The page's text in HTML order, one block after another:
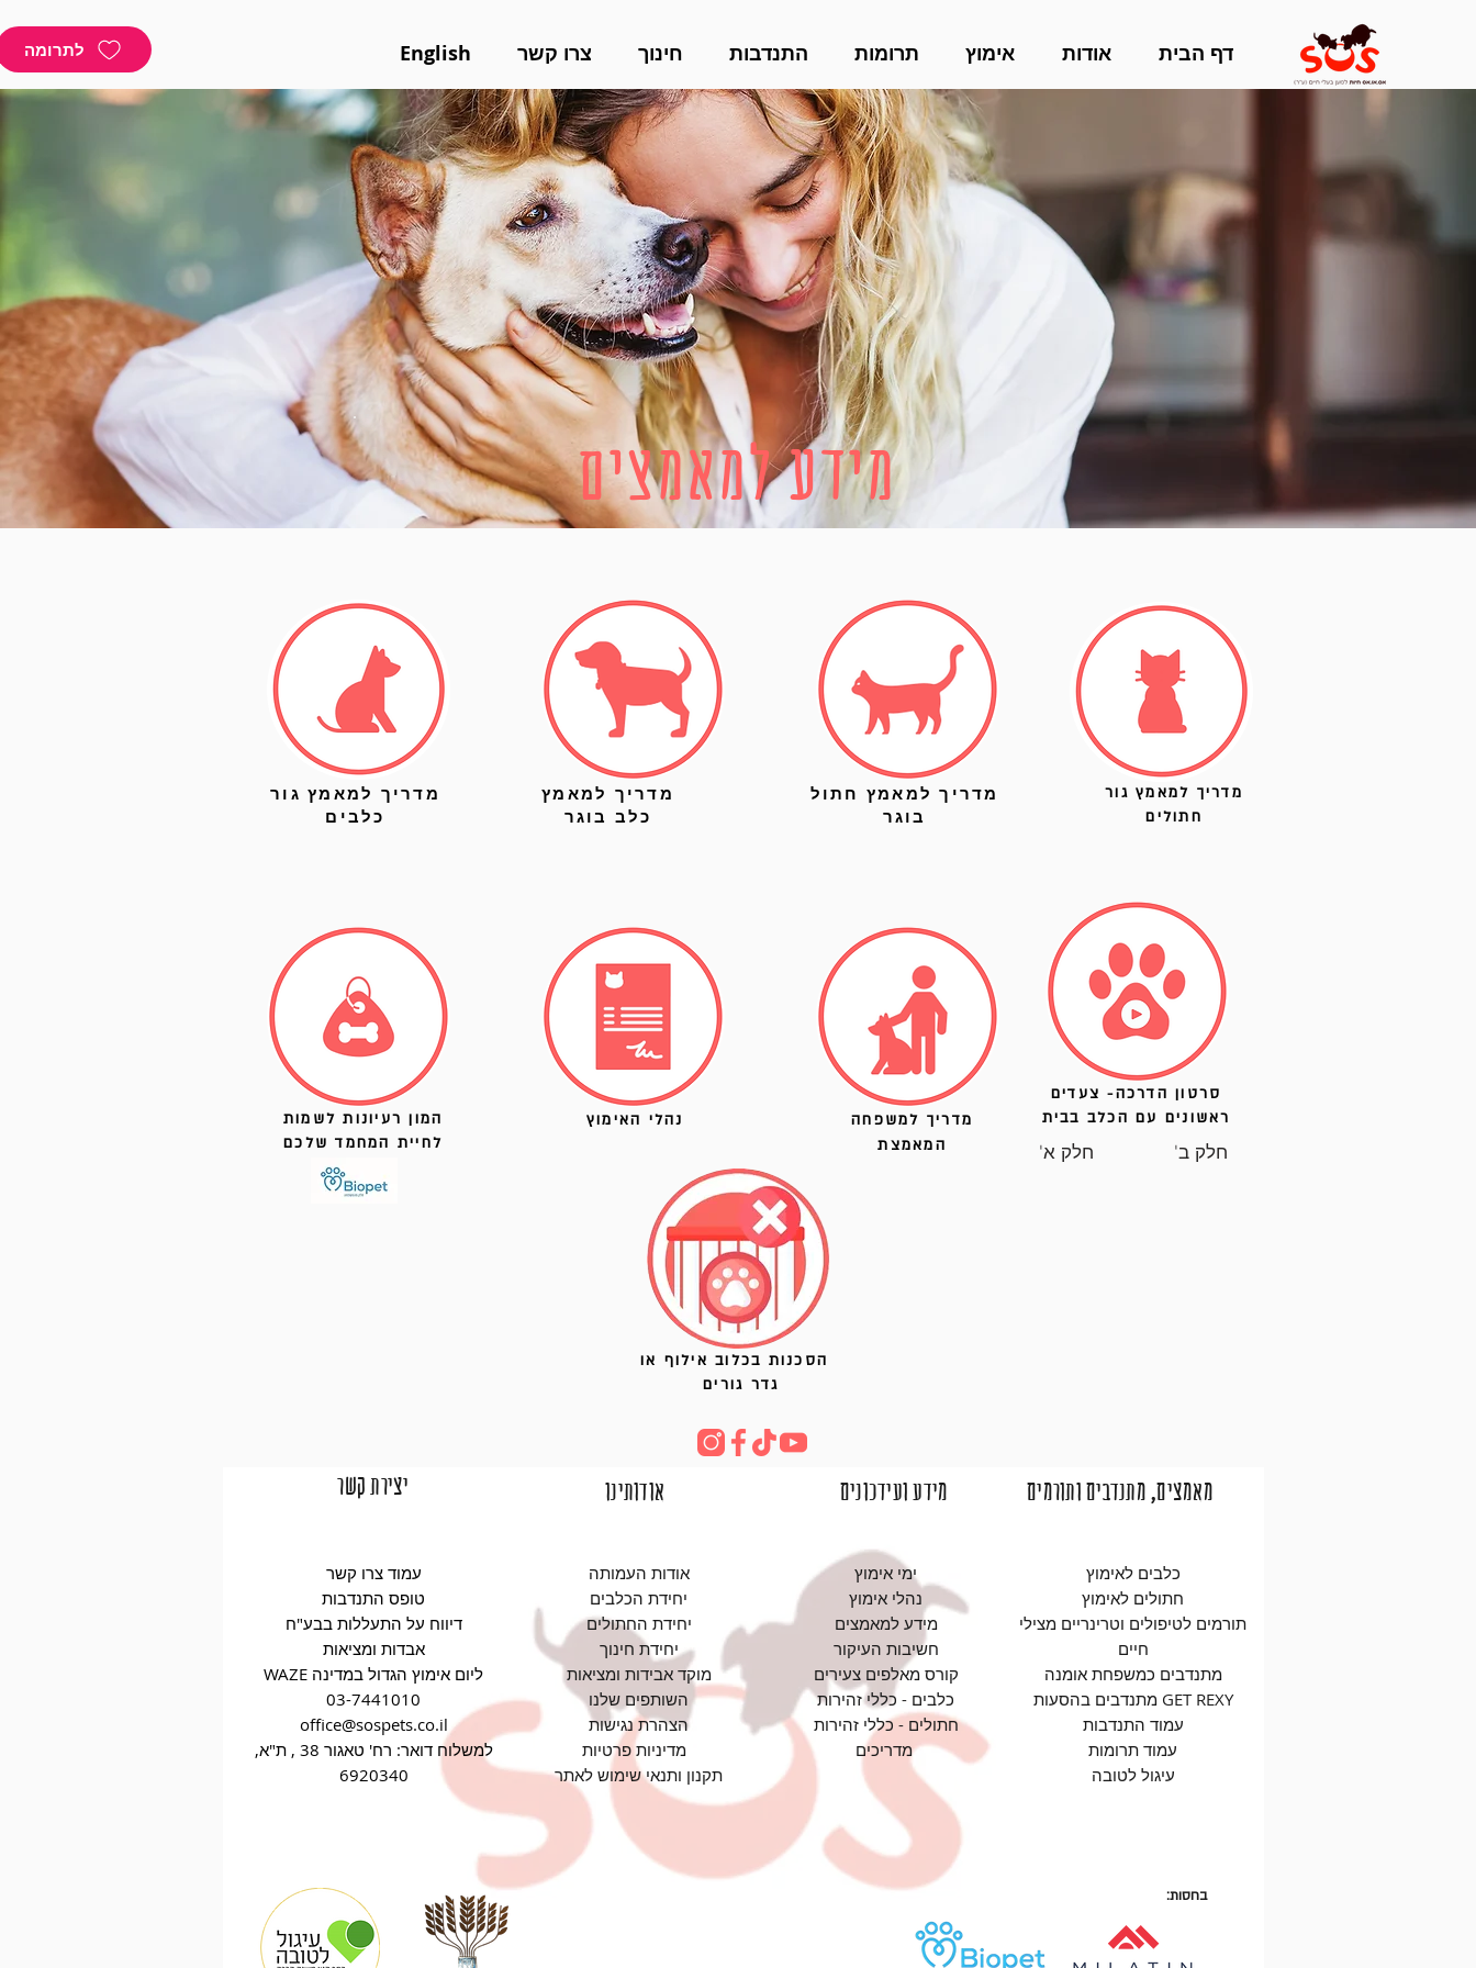
לתרומה דף הבית אודות אימוץ תרומות התנדבות חינוך צרו קשר English
מידע למאמצים
מדריך למאמץ גור
כלבים
מדריך למאמץ
כלב בוגר
מדריך למאמץ חתול
בוגר
מדריך למאמץ גור
חתולים
המון רעיונות לשמות
לחיית המחמד שלכם
נהלי האימוץ
מדריך למשפחה
המאמצת
סרטון הדרכה- צעדים
ראשונים עם הכלב בבית
חלק א' חלק ב'
הסכנות בכלוב אילוף או
גדר גורים
יצירת קשר אודותינו מידע ועידכונים מאמצים, מתנדבים ותורמים
עמוד צרו קשר
טופס התנדבות
דיווח על התעללות בבע"ח
אבדות ומציאות
WAZE ליום אימוץ הגדול במדינה
03-7441010
office@sospets.co.il
למשלוח דואר: רח' טאגור 38 , ת"א,
6920340
אודות העמותה
יחידת הכלבים
יחידת החתולים
יחידת חינוך
מוקד אבידות ומציאות
השותפים שלנו
הצהרת נגישות
מדיניות פרטיות
תקנון ותנאי שימוש לאתר
ימי אימוץ
נהלי אימוץ
מידע למאמצים
חשיבות העיקור
קורס מאלפים צעירים
כלבים - כללי זהירות
חתולים - כללי זהירות
מדריכים
כלבים לאימוץ
חתולים לאימוץ
תורמים לטיפולים וטרינריים מצילי
חיים
מתנדבים כמשפחת אומנה
מתנדבים בהסעות GET REXY
עמוד התנדבות
עמוד תרומות
עיגול לטובה
בחסות: